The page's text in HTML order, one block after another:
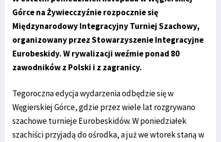
Górce na Żywiecczyźnie rozpocznie się
Międzynarodowy Integracyjny Turniej Szachowy,
organizowany przez Stowarzyszenie Integracyjne
Eurobeskidy. W rywalizacji weźmie ponad 80
zawodników z Polski i z zagranicy.
Tegoroczna edycja wydarzenia odbędzie się w
Węgierskiej Górce, gdzie przez wiele lat rozgrywano
szachowe turnieje Eurobeskidów. W poniedziałek
szachiści przyjadą do ośrodka, a już we wtorek staną w